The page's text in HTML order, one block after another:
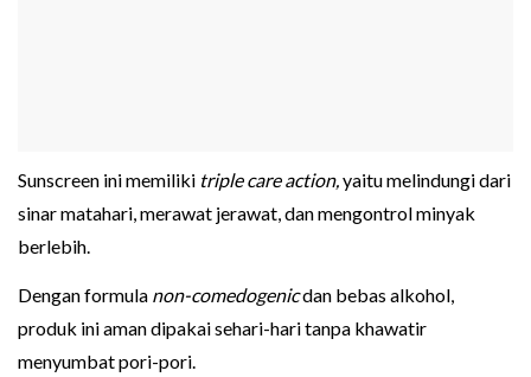
Sunscreen ini memiliki triple care action,yaitu melindungi dari
sinar matahari, merawat jerawat, dan mengontrol minyak
berlebih.
Dengan formula non-comedogenicdan bebas alkohol,
produk ini aman dipakai sehari-hari tanpa khawatir
menyumbat pori-pori.